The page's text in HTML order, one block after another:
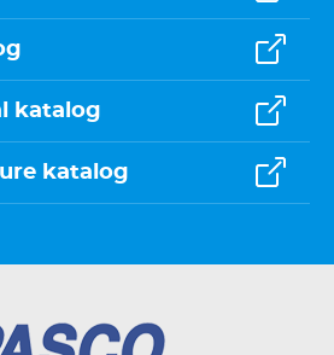
katalog
katalog